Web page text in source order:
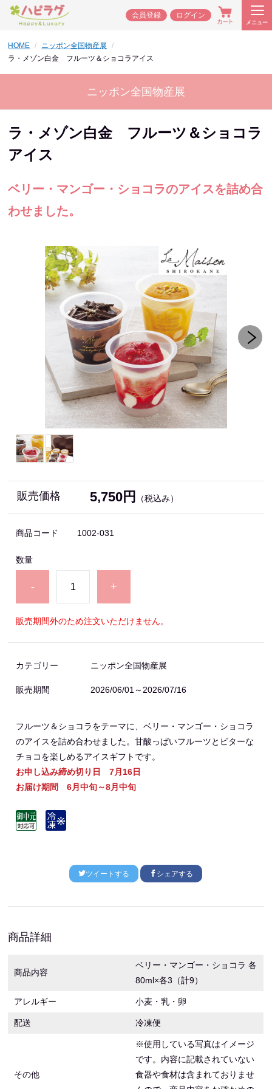
会員登録 ログイン
メニュー
HOME
ニッポン全国物産展
ラ・メゾン白金 フルーツ＆ショコラアイス
ニッポン全国物産展
ラ・メゾン白金 フルーツ＆ショコラ
アイス
ベリー・マンゴー・ショコラのアイスを詰め合
わせました。
販売価格 5,750円 （税込み）
商品コード 1002-031
数量
- +
販売期間外のため注文いただけません。
カテゴリー ニッポン全国物産展
販売期間 2026/06/01～2026/07/16
フルーツ＆ショコラをテーマに、ベリー・マンゴー・ショコラ
のアイスを詰め合わせました。甘酸っぱいフルーツとビターな
チョコを楽しめるアイスギフトです。
お申し込み締め切り日 7月16日
お届け期間 6月中旬～8月中旬
ツイートする シェアする
商品詳細
商品内容
ベリー・マンゴー・ショコラ 各
80ml×各3（計9）
アレルギー 小麦・乳・卵
配送 冷凍便
その他
※使用している写真はイメージ
です。内容に記載されていない
食器や食材は含まれておりませ